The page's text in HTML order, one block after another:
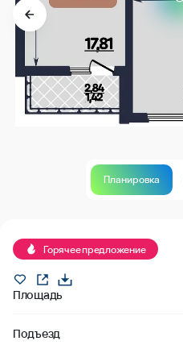
Планировка
Горячее предложение
Площадь
Подъезд